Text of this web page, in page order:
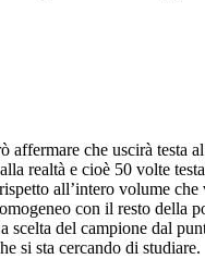
affermare che uscirà testa
realtà e cioè 50 volte
all’intero volume
con il resto della
scelta del campione dal
si sta cercando di studiare.